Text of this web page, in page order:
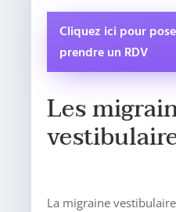
Cliquez ici pour
prendre un RDV
Les
La migraine